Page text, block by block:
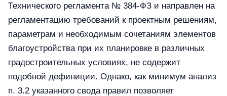
Технического регламента № 384-ФЗ и направлен на
регламентацию требований к проектным решениям,
параметрам и необходимым сочетаниям элементов
благоустройства при их планировке в различных
градостроительных условиях, не содержит
подобной дефиниции. Однако, как минимум анализ
п. 3.2 указанного свода правил позволяет